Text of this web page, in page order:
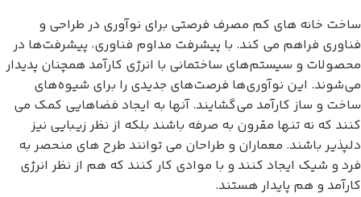
ساخت خانه های کم مصرف فرصتی برای نوآوری در طراحی و
فناوری فراهم می کند. با پیشرفت مداوم فناوری، پیشرفت‌ها در
محصولات و سیستم‌های ساختمانی با انرژی کارآمد همچنان پدیدار
می‌شوند. این نوآوری‌ها فرصت‌های جدیدی را برای شیوه‌های
ساخت و ساز کارآمد می‌گشایند. آنها به ایجاد فضاهایی کمک می
کنند که نه تنها مقرون به صرفه باشند بلکه از نظر زیبایی نیز
دلپذیر باشند. معماران و طراحان می توانند طرح های منحصر به
فرد و شیک ایجاد کنند و با موادی کار کنند که هم از نظر انرژی
کارآمد و هم پایدار هستند.